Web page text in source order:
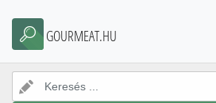
GOURMEAT.HU